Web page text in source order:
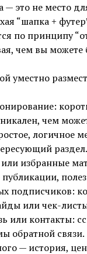
— это не место
“шапка +
по принципу
чем вы можете
уместно
чем
логичное
раздел.
избранные
публикации,
подписчиков:
или чек-
или контакты:
обратной связи.
— история,